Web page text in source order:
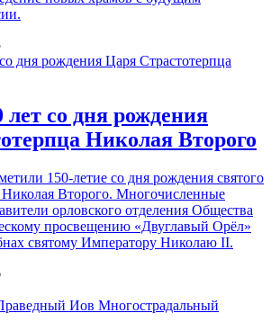
со дня рождения
Николая Второго
150-летие со дня рождения святого
Николая Второго. Многочисленные
орловского отделения Общества
просвещению «Двуглавый Орёл»
святому Императору Николаю II.